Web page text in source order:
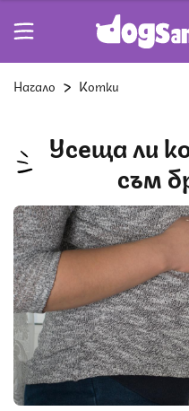
Начало Котки
Усеща ли котката ми, че
съм